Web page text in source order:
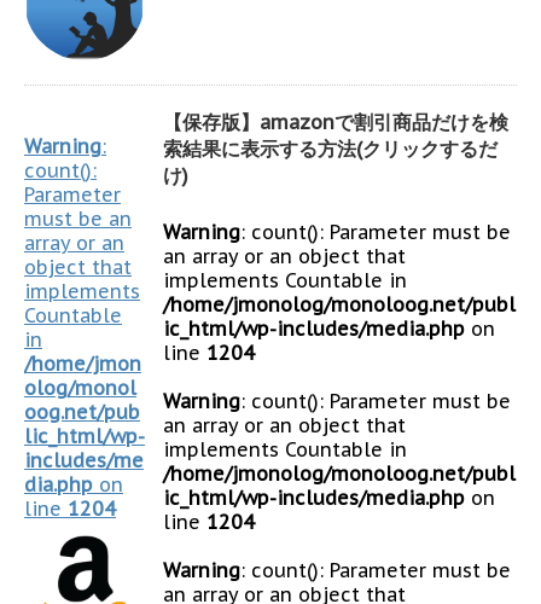
Warning:
count():
Parameter
must be an
array or an
object that
implements
Countable
in
/home/jmon
olog/monol
oog.net/pub
lic_html/wp-
includes/me
dia.php on
line 1204
【保存版】amazonで割引商品だけを検
索結果に表示する方法(クリックするだ
け)
Warning: count(): Parameter must be
an array or an object that
implements Countable in
/home/jmonolog/monoloog.net/publ
ic_html/wp-includes/media.php on
line 1204
Warning: count(): Parameter must be
an array or an object that
implements Countable in
/home/jmonolog/monoloog.net/publ
ic_html/wp-includes/media.php on
line 1204
Warning: count(): Parameter must be
an array or an object that